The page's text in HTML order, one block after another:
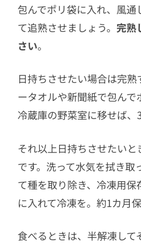
包んでポリ袋に入れ、風
て追熟させましょう。 完熟
さい。
日持ちさせたい場合は完
ータオルや新聞紙で包ん
冷蔵庫の野菜室に移せば、
それ以上日持ちさせたい
です。洗って水気を拭き取
て種を取り除き、冷凍用保
に入れて冷凍を。約1カ月保
食べるときは、半解凍して